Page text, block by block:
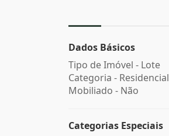
Dados Básicos
Tipo de Imóvel - Lote
Categoria - Residencial
Mobiliado - Não
Categorias Especiais